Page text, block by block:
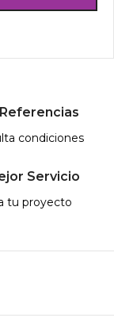
condiciones
Servicio
tu proyecto